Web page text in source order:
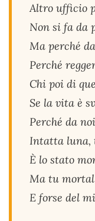
Altro ufficio
Non si fa da
Ma perché
Perché
Chi poi di
Se la vita è
Perché da
Intatta luna,
È lo stato
Ma tu mortal
E forse del